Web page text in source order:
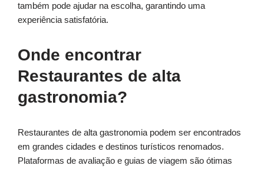
também pode ajudar na escolha, garantindo uma
experiência satisfatória.
Onde encontrar
Restaurantes de alta
gastronomia?
Restaurantes de alta gastronomia podem ser encontrados
em grandes cidades e destinos turísticos renomados.
Plataformas de avaliação e guias de viagem são ótimas